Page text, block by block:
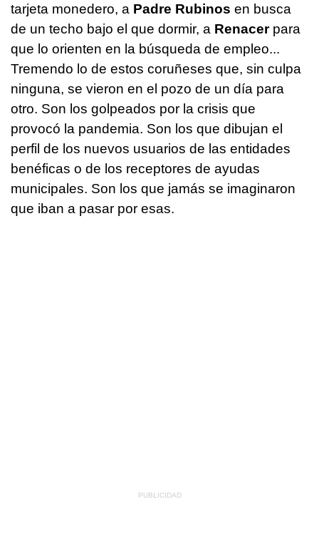
tarjeta monedero, a Padre Rubinos en busca
de un techo bajo el que dormir, a Renacerpara
que lo orienten en la búsqueda de empleo...
Tremendo lo de estos coruñeses que, sin culpa
ninguna, se vieron en el pozo de un día para
otro. Son los golpeados por la crisis que
provocó la pandemia. Son los que dibujan el
perfil de los nuevos usuarios de las entidades
benéficas o de los receptores de ayudas
municipales. Son los que jamás se imaginaron
que iban a pasar por esas.